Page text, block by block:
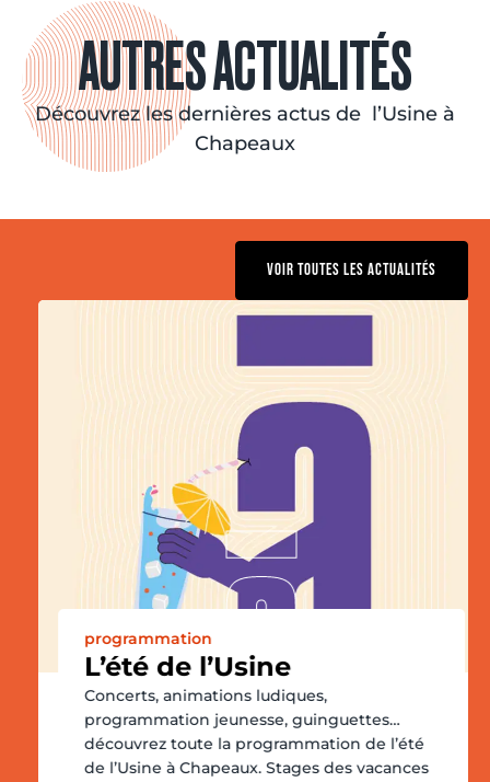
AUTRES ACTUALITÉS
Découvrez les dernières actus de l’Usine à
Chapeaux
VOIR TOUTES LES ACTUALITÉS
programmation
L’été de l’Usine
Concerts, animations ludiques,
programmation jeunesse, guinguettes…
découvrez toute la programmation de l’été
de l’Usine à Chapeaux. Stages des vacances